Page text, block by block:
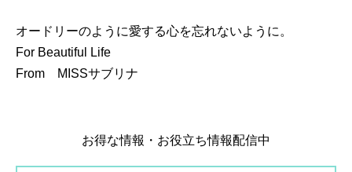
オードリーのように愛する心を忘れないように。
For Beautiful Life
From MISSサブリナ
お得な情報・お役立ち情報配信中